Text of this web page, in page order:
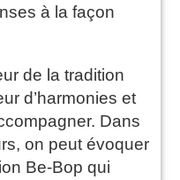
à la façon
de la tradition
d’harmonies et
Dans
on peut évoquer
Be-Bop qui